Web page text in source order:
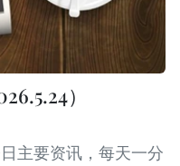
）
主要资讯，每天一分